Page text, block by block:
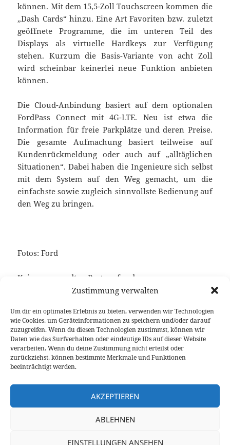
Zustimmung verwalten
Um dir ein optimales Erlebnis zu bieten, verwenden wir Technologien
wie Cookies, um Geräteinformationen zu speichern und/oder darauf
zuzugreifen. Wenn du diesen Technologien zustimmst, können wir
Daten wie das Surfverhalten oder eindeutige IDs auf dieser Website
verarbeiten. Wenn du deine Zustimmung nicht erteilst oder
zurückziehst, können bestimmte Merkmale und Funktionen
beeinträchtigt werden.
AKZEPTIEREN
ABLEHNEN
EINSTELLUNGEN ANSEHEN
können. Mit dem 15,5-Zoll Touchscreen kommen die
„Dash Cards“ hinzu. Eine Art Favoriten bzw. zuletzt
geöffnete Programme, die im unteren Teil des
Displays als virtuelle Hardkeys zur Verfügung
stehen. Kurzum die Basis-Variante von acht Zoll
wird scheinbar keinerlei neue Funktion anbieten
können.
Die Cloud-Anbindung basiert auf dem optionalen
FordPass Connect mit 4G-LTE. Neu ist etwa die
Information für freie Parkplätze und deren Preise.
Die gesamte Aufmachung basiert teilweise auf
Kundenrückmeldung oder auch auf „alltäglichen
Situationen“. Dabei haben die Ingenieure sich selbst
mit dem System auf den Weg gemacht, um die
einfachste sowie zugleich sinnvollste Bedienung auf
den Weg zu bringen.
Fotos: Ford
Keine verwandten Posts gefunden.
Veröffentlicht
am
31. Oktober 2019 Autor
Fabian Meßner Kategorien
News Schlagwörter
Ford,
Infotainment
Beitragsnavigation
VORHERIGER
Beitrag:
Porsche 992 jetzt mit Schaltgetriebe in
den USA – Europa folgt 2020
Panamera Turbo S E-Hybrid Executive